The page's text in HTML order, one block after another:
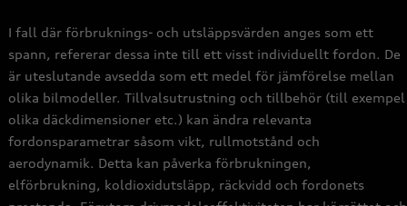
I fall där förbruknings- och utsläppsvärden anges som ett
spann, refererar dessa inte till ett visst individuellt fordon. De
är uteslutande avsedda som ett medel för jämförelse mellan
olika bilmodeller. Tillvalsutrustning och tillbehör (till exempel
olika däckdimensioner etc.) kan ändra relevanta
fordonsparametrar såsom vikt, rullmotstånd och
aerodynamik. Detta kan påverka förbrukningen,
elförbrukning, koldioxidutsläpp, räckvidd och fordonets